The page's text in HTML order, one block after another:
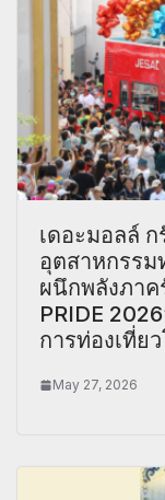
เดอะมอลล์
อุตสาหกรรม
ผนึกพลังภาค
PRIDE
การท่องเที่ย
May 27, 2026